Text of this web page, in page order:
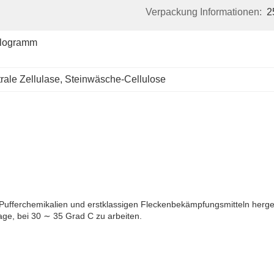
Verpackung Informationen:
Zellulase, Steinwäsche-Cellulose
und erstklassigen Fleckenbekämpfungsmitteln
bei 30 ∼ 35 Grad C zu arbeiten.